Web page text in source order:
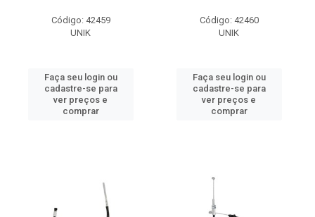
Código: 42459
UNIK
Faça seu login ou
cadastre-se para
ver preços e
comprar
Código: 42460
UNIK
Faça seu login ou
cadastre-se para
ver preços e
comprar